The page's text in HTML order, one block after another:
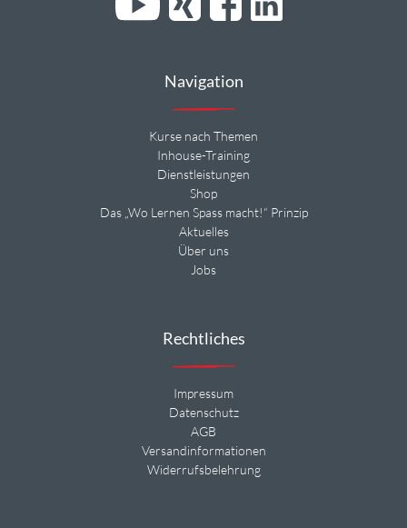
Navigation
Kurse nach Themen
Inhouse-Training
Dienstleistungen
Shop
Das „Wo Lernen Spass macht!“ Prinzip
Aktuelles
Über uns
Jobs
Rechtliches
Impressum
Datenschutz
AGB
Versandinformationen
Widerrufsbelehrung